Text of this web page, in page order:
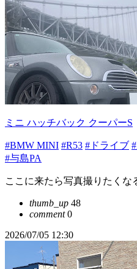
ミニ ハッチバック クーパーS
#BMW MINI #R53 #ドライブ
#与島PA
ここに来たら写真撮りたくな
thumb_up 48
comment0
2026/07/05 12:30